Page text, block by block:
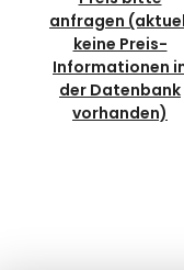
anfragen
keine Preis-
Informationen
der Datenbank
vorhanden)